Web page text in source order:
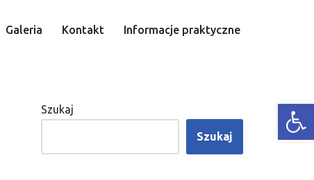
Galeria Kontakt Informacje praktyczne
Szukaj
Szukaj